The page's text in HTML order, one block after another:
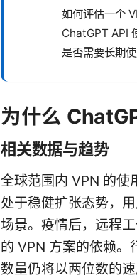
如何评估一个
ChatGPT API
是否需要长期
为什么
相关数据与趋势
全球范围内 VPN 的使
处于稳健扩张态势，
场景。疫情后，远程
的 VPN 方案的依赖。
数量仍将以两位数的